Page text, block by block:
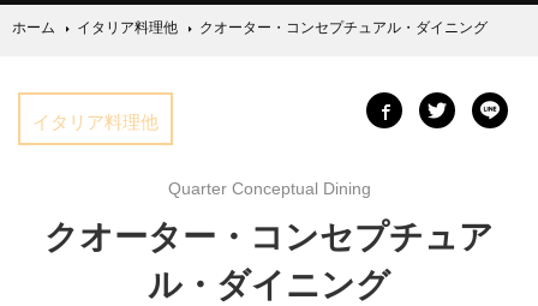
ホーム イタリア料理他 クオーター・コンセプチュアル・ダイニング
イタリア料理他
Quarter Conceptual Dining
クオーター・コンセプチュア
ル・ダイニング